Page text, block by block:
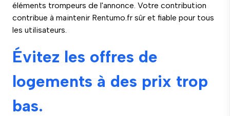
éléments trompeurs de l'annonce. Votre contribution
contribue à maintenir Rentumo.fr sûr et fiable pour tous
les utilisateurs.
Évitez les offres de
logements à des prix trop
bas.